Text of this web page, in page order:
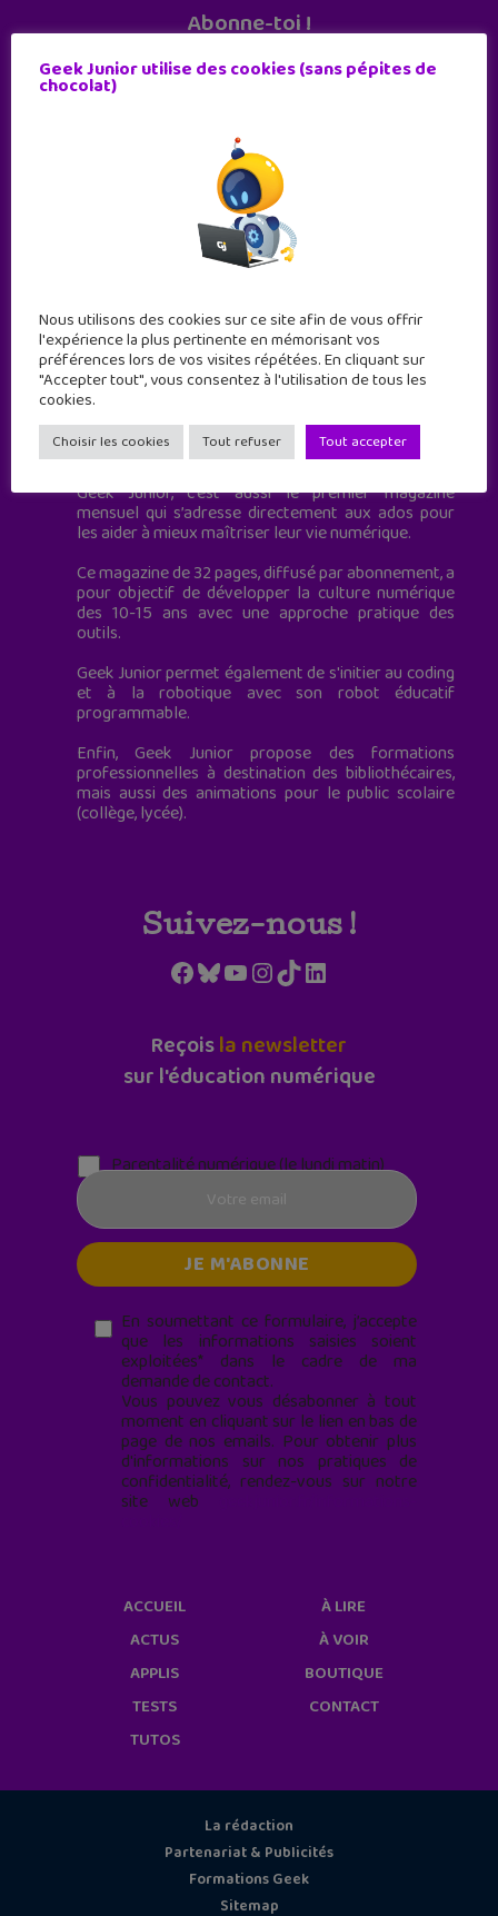
Abonne-toi !
11 numéros par an
Geek Junior est le premier site de culture numérique
à destination des adolescents.
Geek Junior, c’est aussi le premier magazine
mensuel qui s’adresse directement aux ados pour
les aider à mieux maîtriser leur vie numérique.
Ce magazine de 32 pages, diffusé par abonnement, a
pour objectif de développer la culture numérique
des 10-15 ans avec une approche pratique des
outils.
Geek Junior permet également de s'initier au coding
et à la robotique avec son robot éducatif
programmable.
Enfin, Geek Junior propose des formations
professionnelles à destination des bibliothécaires,
mais aussi des animations pour le public scolaire
(collège, lycée).
Suivez-nous !
Facebook
Bluesky
YouTube
Instagram
TikTokLinkedIn
Reçoisla newsletter
sur l'éducation numérique
Parentalité numérique (le lundi matin)
En soumettant ce formulaire, j’accepte
que les informations saisies soient
exploitées* dans le cadre de ma
demande de contact.
Vous pouvez vous désabonner à tout
moment en cliquant sur le lien en bas de
page de nos emails. Pour obtenir plus
d'informations sur nos pratiques de
confidentialité, rendez-vous sur notre
site web
Geek Junior utilise des cookies (sans pépites de
chocolat)
Nous utilisons des cookies sur ce site afin de vous offrir
l'expérience la plus pertinente en mémorisant vos
préférences lors de vos visites répétées. En cliquant sur
"Accepter tout", vous consentez à l'utilisation de tous les
cookies.
Choisir les cookies Tout refuser Tout accepter
ACCUEIL
ACTUS
APPLIS
TESTS
TUTOS
À LIRE
À VOIR
BOUTIQUE
CONTACT
La rédaction
Partenariat & Publicités
Formations Geek
Sitemap